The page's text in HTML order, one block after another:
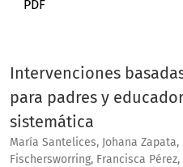
PDF
Intervenciones
para padres y
sistemática
María Santelices, Johana Zapata,
Fischersworring, Francisca